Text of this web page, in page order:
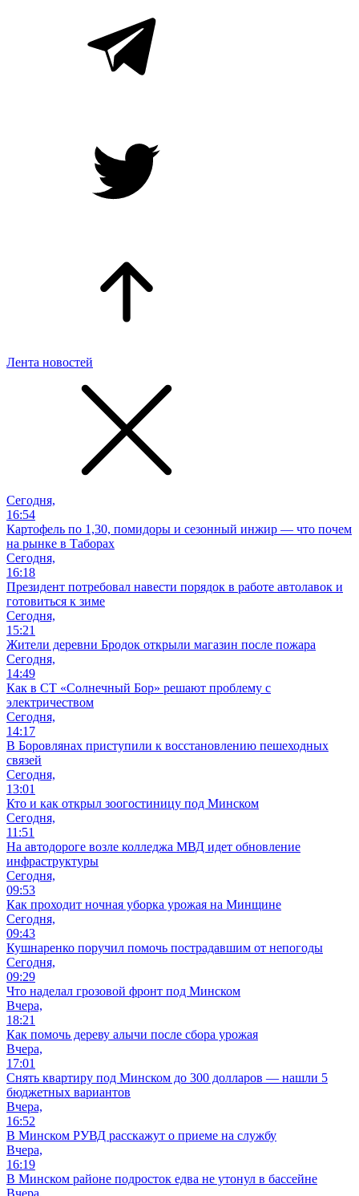
Лента новостей
Сегодня,
16:54
Картофель по 1,30, помидоры и сезонный инжир — что почем
на рынке в Таборах
Сегодня,
16:18
Президент потребовал навести порядок в работе автолавок и
готовиться к зиме
Сегодня,
15:21
Жители деревни Бродок открыли магазин после пожара
Сегодня,
14:49
Как в СТ «Солнечный Бор» решают проблему с
электричеством
Сегодня,
14:17
В Боровлянах приступили к восстановлению пешеходных
связей
Сегодня,
13:01
Кто и как открыл зоогостиницу под Минском
Сегодня,
11:51
На автодороге возле колледжа МВД идет обновление
инфраструктуры
Сегодня,
09:53
Как проходит ночная уборка урожая на Минщине
Сегодня,
09:43
Кушнаренко поручил помочь пострадавшим от непогоды
Сегодня,
09:29
Что наделал грозовой фронт под Минском
Вчера,
18:21
Как помочь дереву алычи после сбора урожая
Вчера,
17:01
Снять квартиру под Минском до 300 долларов — нашли 5
бюджетных вариантов
Вчера,
16:52
В Минском РУВД расскажут о приеме на службу
Вчера,
16:19
В Минском районе подросток едва не утонул в бассейне
Вчера,